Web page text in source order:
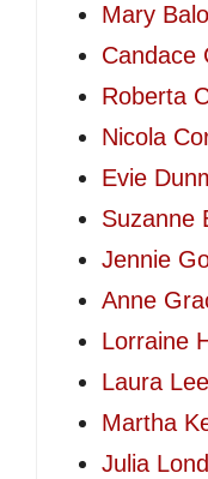
Mary
Candace
Roberta
Nicola
Evie
Suzanne
Jennie
Anne
Lorraine
Laura
Martha
Julia